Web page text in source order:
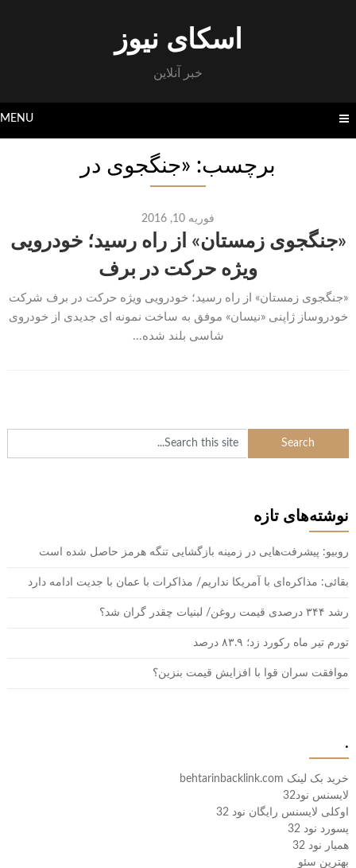
اسکای نیوز
خبر آنلاین
MENU
برچسب: «جنگجوی در
فوریه 10, 2016
«جنگجوی زمستان» از راه رسید؛ خودرویی
ویژه حرکت در برف
«جنگجوی زمستان» از راه رسید؛ خودرویی ویژه حرکت در برف شرکت
خودروساز ژاپنی «نیسان» موفق به ساخت نمونه ای جدیدی از خودروی
شاسی بلند شده...
نوشته‌های تازه
روبیو: پیشرفت‌هایی در زمینه بازگشایی تنگه هرمز حاصل شده است
بقائی: مذاکره‌ای با آمریکا نداریم/ مذاکرات با عمان با جدیت ادامه دارد
رشد ۳۴۴ درصدی قیمت روغن/ لبنیات چقدر گران شد؟
تورم تیر ماه رکورد زد؛ ۸۳.۹ درصد
موافقت سران قوا با افزایش قیمت بنزین؟
.
خرید بک لینک behtarinbacklink.com
لایسنس نود32
اوکلی لایسنس رایگان نود 32
پسورد نود 32
همیار نود 32
بهترین سئو